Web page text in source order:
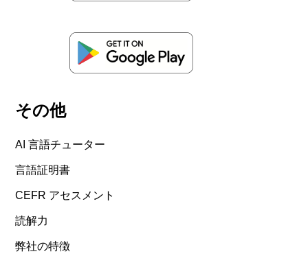
その他
AI 言語チューター
言語証明書
CEFR アセスメント
読解力
弊社の特徴